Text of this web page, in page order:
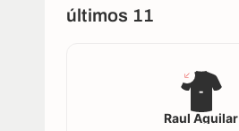
últimos 11
-
Raul Aguilar